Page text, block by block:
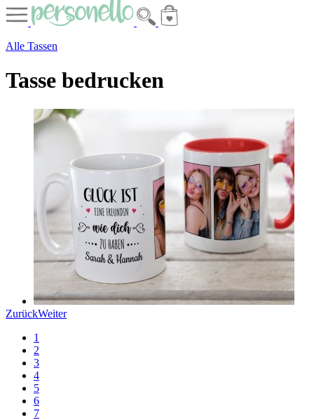
Alle Tassen
Tasse bedrucken
ZurückWeiter
1
2
3
4
5
6
7